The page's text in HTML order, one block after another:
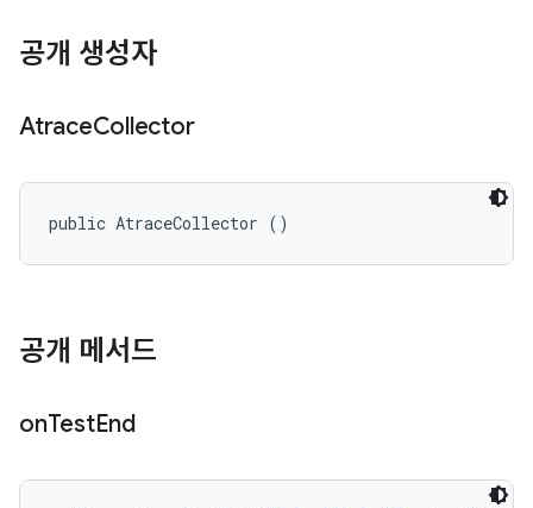
공개 생성자
AtraceCollector
public AtraceCollector ()
공개 메서드
onTestEnd